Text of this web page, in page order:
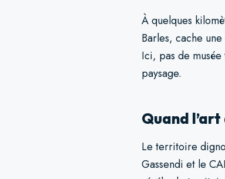
À quelques
Barles, cache
Ici, pas de
paysage.
Quand
Le territoire
Gassendi et le